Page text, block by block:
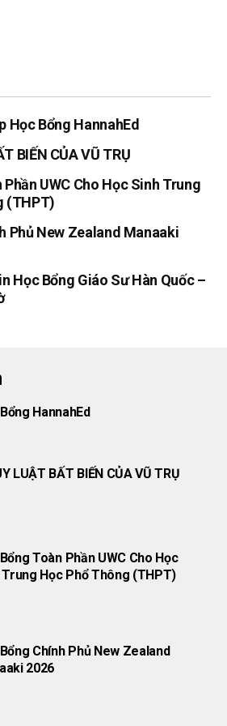
Học Bổng HannahEd
BIẾN CỦA VŨ TRỤ
UWC Cho Học Sinh Trung
(THPT)
Phủ New Zealand Manaaki
Học Bổng Giáo Sư Hàn Quốc –
HannahEd
LUẬT BẤT BIẾN CỦA VŨ TRỤ
Toàn Phần UWC Cho Học
Trung Học Phổ Thông (THPT)
Chính Phủ New Zealand
2026